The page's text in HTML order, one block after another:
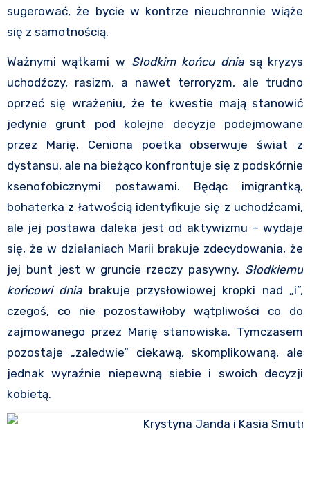
sugerować, że bycie w kontrze nieuchronnie wiąże
się z samotnością.
Ważnymi wątkami w Słodkim końcu dnia są kryzys
uchodźczy, rasizm, a nawet terroryzm, ale trudno
oprzeć się wrażeniu, że te kwestie mają stanowić
jedynie grunt pod kolejne decyzje podejmowane
przez Marię. Ceniona poetka obserwuje świat z
dystansu, ale na bieżąco konfrontuje się z podskórnie
ksenofobicznymi postawami. Będąc imigrantką,
bohaterka z łatwością identyfikuje się z uchodźcami,
ale jej postawa daleka jest od aktywizmu – wydaje
się, że w działaniach Marii brakuje zdecydowania, że
jej bunt jest w gruncie rzeczy pasywny. Słodkiemu
końcowi dnia brakuje przysłowiowej kropki nad „i”,
czegoś, co nie pozostawiłoby wątpliwości co do
zajmowanego przez Marię stanowiska. Tymczasem
pozostaje „zaledwie” ciekawą, skomplikowaną, ale
jednak wyraźnie niepewną siebie i swoich decyzji
kobietą.